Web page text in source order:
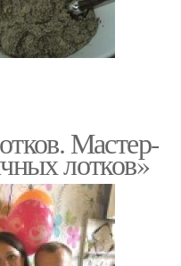
Мастер-
лотков»